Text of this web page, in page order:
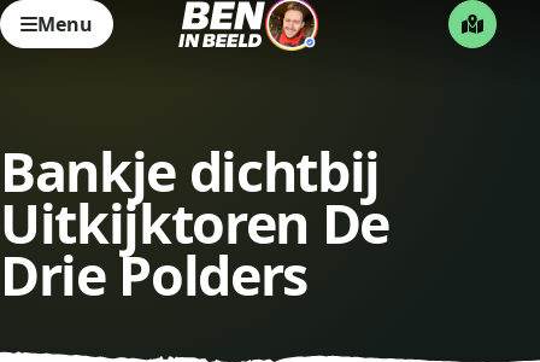
Menu
Bankje dichtbij
Uitkijktoren De
Drie Polders